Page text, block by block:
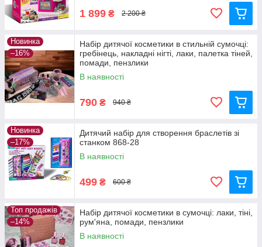
1 899 ₴ 2 200 ₴
Новинка
–16%
Набір дитячої косметики в стильній сумочці:
гребінець, накладні нігті, лаки, палетка тіней,
помади, пензлики
В наявності
790 ₴ 940 ₴
Новинка
–17%
Дитячий набір для створення браслетів зі
станком 868-28
В наявності
499 ₴ 600 ₴
Топ продажів
–14%
Набір дитячої косметики в сумочці: лаки, тіні,
рум'яна, помади, пензлики
В наявності